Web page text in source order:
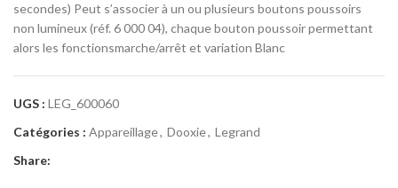
secondes) Peut s’associer à un ou plusieurs boutons poussoirs
non lumineux (réf. 6 000 04), chaque bouton poussoir permettant
alors les fonctionsmarche/arrêt et variation Blanc
UGS : LEG_600060
Catégories : Appareillage, Dooxie, Legrand
Share: